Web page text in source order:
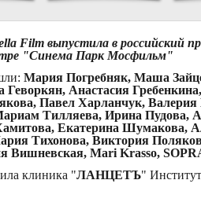
Film выпустила в российский
"Синема Парк Мосфильм"
Мария Погребняк, Маша
Геворкян, Анастасия
Павел Харланчук,
Тилляева, Ирина Пудова,
Екатерина Шумакова,
Тихонова, Виктория
Mari Krasso,
клиника "ЛАНЦЕТЪ"